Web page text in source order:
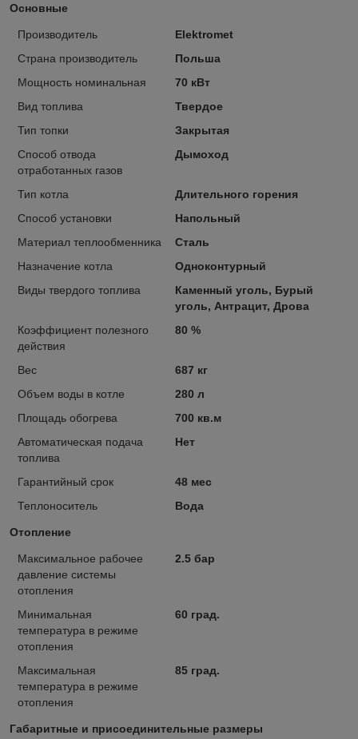
Основные
Производитель
Elektromet
Страна производитель
Польша
Мощность номинальная
70 кВт
Вид топлива
Твердое
Тип топки
Закрытая
Способ отвода
отработанных газов
Дымоход
Тип котла
Длительного горения
Способ установки
Напольный
Материал теплообменника
Сталь
Назначение котла
Одноконтурный
Виды твердого топлива
Каменный уголь, Бурый
уголь, Антрацит, Дрова
Коэффициент полезного
действия
80 %
Вес
687 кг
Объем воды в котле
280 л
Площадь обогрева
700 кв.м
Автоматическая подача
топлива
Нет
Гарантийный срок
48 мес
Теплоноситель
Вода
Отопление
Максимальное рабочее
давление системы
отопления
2.5 бар
Минимальная
температура в режиме
отопления
60 град.
Максимальная
температура в режиме
отопления
85 град.
Габаритные и присоединительные размеры